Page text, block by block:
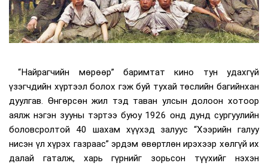
“Найрагчийн мөрөөр” баримтат кино тун удахгүй
үзэгчдийн хүртээл болох гэж буй тухай төслийн багийнхан
дуулгав. Өнгөрсөн жил тэд таван улсын долоон хотоор
аялж нэгэн зууны тэртээ буюу 1926 онд дунд сургуулийн
боловсролтой 40 шахам хүүхэд залуус “Хээрийн галуу
нисэн үл хүрэх газраас” эрдэм өвөртлөн ирэхээр хөлгүй их
далай гаталж, харь гүрнийг зорьсон түүхийг нэхэн